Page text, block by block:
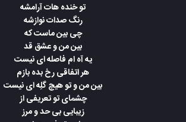
تو خنده هات آرامشه
رنگ صدات نوازشه
چی بین ماست که
بین من و عشق قد
یه آه ام فاصله ای نیست
هر اتفاقی رخ بده بازم
بین من و تو هیچ گلِه ای نیست
چشمای تو تعریفی از
زیبایی بی حد و مرز